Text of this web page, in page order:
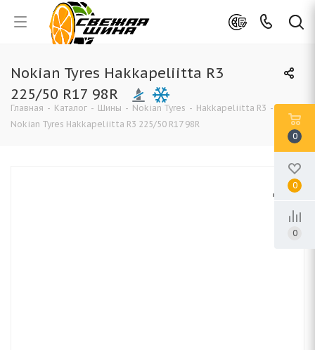
Nokian Tyres Hakkapeliitta R3
225/50 R17 98R
Главная - Каталог - Шины - Nokian Tyres - Hakkapeliitta R3 -
Nokian Tyres Hakkapeliitta R3 225/50 R17 98R
0
0
0